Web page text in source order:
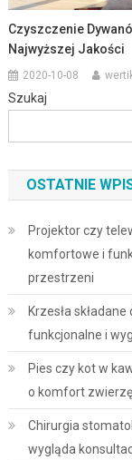
Czyszczenie
Najwyższej Jakości
2020-10-08
Szukaj
OSTATNIE
Projektor czy
komfortowe i
przestrzeni
Krzesła
funkcjonalne i
Pies czy kot w
o komfort
Chirurgia
wygląda